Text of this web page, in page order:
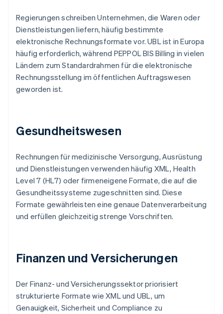
Regierungen schreiben Unternehmen, die Waren oder
Dienstleistungen liefern, häufig bestimmte
elektronische Rechnungsformate vor. UBL ist in Europa
häufig erforderlich, während PEPPOL BIS Billing in vielen
Ländern zum Standardrahmen für die elektronische
Rechnungsstellung im öffentlichen Auftragswesen
geworden ist.
Gesundheitswesen
Rechnungen für medizinische Versorgung, Ausrüstung
und Dienstleistungen verwenden häufig XML, Health
Level 7 (HL7) oder firmeneigene Formate, die auf die
Gesundheitssysteme zugeschnitten sind. Diese
Formate gewährleisten eine genaue Datenverarbeitung
und erfüllen gleichzeitig strenge Vorschriften.
Finanzen und Versicherungen
Der Finanz- und Versicherungssektor priorisiert
strukturierte Formate wie XML und UBL, um
Genauigkeit, Sicherheit und Compliance zu